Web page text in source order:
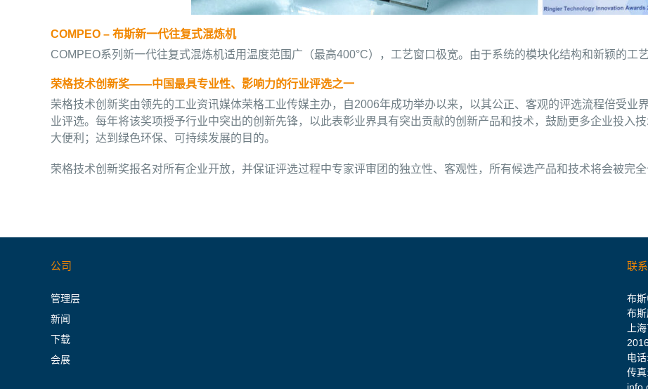
COMPEO – 布斯新一代往复式混炼机
COMPEO系列新一代往复式混炼机适用温度范围广（最高400°C），工艺窗口极宽。由于系统的模块化结构和新颖的工
荣格技术创新奖——中国最具专业性、影响力的行业评选之一
荣格技术创新奖由领先的工业资讯媒体荣格工业传媒主办，自2006年成功举办以来，以其公正、客观的评选流程倍受业
业评选。每年将该奖项授予行业中突出的创新先锋，以此表彰业界具有突出贡献的创新产品和技术，鼓励更多企业投入
大便利；达到绿色环保、可持续发展的目的。
荣格技术创新奖报名对所有企业开放，并保证评选过程中专家评审团的独立性、客观性，所有候选产品和技术将会被完全
公司
管理层
新闻
下载
会展
联
布斯
布
上
电话:
传